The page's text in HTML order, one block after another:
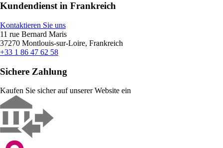
Kundendienst in Frankreich
Kontaktieren Sie uns
11 rue Bernard Maris
37270 Montlouis-sur-Loire, Frankreich
+33 1 86 47 62 58
Sichere Zahlung
Kaufen Sie sicher auf unserer Website ein